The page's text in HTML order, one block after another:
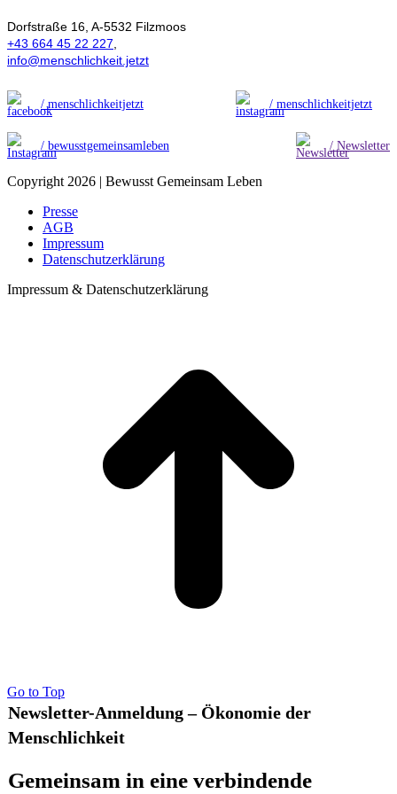
Dorfstraße 16, A-5532 Filzmoos
+43 664 45 22 227
info@menschlichkeit.jetzt
/ menschlichkeitjetzt / menschlichkeitjetzt
/ bewusstgemeinsamleben / Newsletter
Copyright 2026 | Bewusst Gemeinsam Leben
Presse
AGB
Impressum
Datenschutzerklärung
Impressum & Datenschutzerklärung
Go to Top
Newsletter-Anmeldung – Ökonomie der
Menschlichkeit
Gemeinsam in eine verbindende